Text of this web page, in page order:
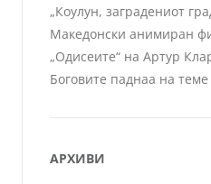
„Коулун, заградениот
Македонски анимиран
„Одисеите“ на Артур
Боговите паднаа на теме
АРХИВИ